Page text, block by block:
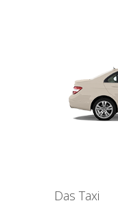
Das Taxi